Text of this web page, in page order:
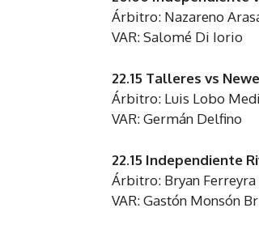
Árbitro: Nazareno
VAR: Salomé Di Iorio
22.15 Talleres vs
Árbitro: Luis Lobo
VAR: Germán Delfino
22.15 Independiente
Árbitro: Bryan Ferreyra
VAR: Gastón Monsón